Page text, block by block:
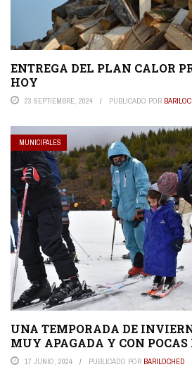
ENTREGA DEL PLAN CALOR
HOY
23 SEPTIEMBRE, 2024 PUBLICADO POR
MUNICIPALES
UNA TEMPORADA DE
MUY APAGADA Y CON POCAS
17 JUNIO, 2024 PUBLICADO POR BARILOCHED